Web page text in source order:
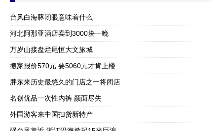
台风白海豚闭眼意味着什么
河北阿那亚酒店卖到3000块一晚
万岁山接盘烂尾恒大文旅城
搬家报价570元 要5060元才肯上楼
胖东来历史最悠久的门店之一将闭店
名创优品一次性内裤 颜面尽失
外国游客来中国扫货新特产